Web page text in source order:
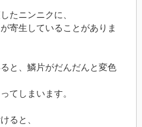
たニンニクに、
寄生していることがありま
と、鱗片がだんだんと変色
てしまいます。
ると、